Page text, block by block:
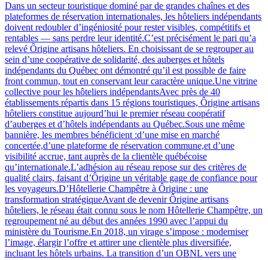
Dans un secteur touristique dominé par de grandes chaînes et des
plateformes de réservation internationales, les hôteliers indépendants
doivent redoubler d’ingéniosité pour rester visibles, compétitifs et
rentables — sans perdre leur identité.C’est précisément le pari qu’a
relevé Ôrigine artisans hôteliers. En choisissant de se regrouper au
sein d’une coopérative de solidarité, des auberges et hôtels
indépendants du Québec ont démontré qu’il est possible de faire
front commun, tout en conservant leur caractère unique.Une vitrine
collective pour les hôteliers indépendantsAvec près de 40
établissements répartis dans 15 régions touristiques, Ôrigine artisans
hôteliers constitue aujourd’hui le premier réseau coopératif
d’auberges et d’hôtels indépendants au Québec.Sous une même
bannière, les membres bénéficient :d’une mise en marché
concertée,d’une plateforme de réservation commune,et d’une
visibilité accrue, tant auprès de la clientèle québécoise
qu’internationale.L’adhésion au réseau repose sur des critères de
qualité clairs, faisant d’Ôrigine un véritable gage de confiance pour
les voyageurs.D’Hôtellerie Champêtre à Ôrigine : une
transformation stratégiqueAvant de devenir Ôrigine artisans
hôteliers, le réseau était connu sous le nom Hôtellerie Champêtre, un
regroupement né au début des années 1990 avec l’appui du
ministère du Tourisme.En 2018, un virage s’impose : moderniser
l’image, élargir l’offre et attirer une clientèle plus diversifiée,
incluant les hôtels urbains. La transition d’un OBNL vers une